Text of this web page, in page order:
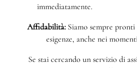
immediatamente.
Affidabilità: Siamo sempre
esigenze, anche nei
Se stai cercando un servizio di